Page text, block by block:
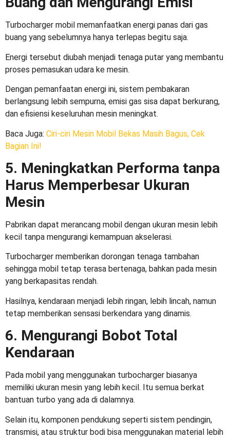
Turbocharger mobil memanfaatkan energi panas dari gas
buang yang sebelumnya hanya terlepas begitu saja.
Energi tersebut diubah menjadi tenaga putar yang membantu
proses pemasukan udara ke mesin.
Dengan pemanfaatan energi ini, sistem pembakaran
berlangsung lebih sempurna, emisi gas sisa dapat berkurang,
dan efisiensi keseluruhan mesin meningkat.
Baca Juga: Ciri-ciri Mesin Mobil Bekas Masih Bagus, Cek
Bagian Ini!
5. Meningkatkan Performa tanpa
Harus Memperbesar Ukuran
Mesin
Pabrikan dapat merancang mobil dengan ukuran mesin lebih
kecil tanpa mengurangi kemampuan akselerasi.
Turbocharger memberikan dorongan tenaga tambahan
sehingga mobil tetap terasa bertenaga, bahkan pada mesin
yang berkapasitas rendah.
Hasilnya, kendaraan menjadi lebih ringan, lebih lincah, namun
tetap memberikan sensasi berkendara yang dinamis.
6. Mengurangi Bobot Total
Kendaraan
Pada mobil yang menggunakan turbocharger biasanya
memiliki ukuran mesin yang lebih kecil. Itu semua berkat
bantuan turbo yang ada di dalamnya.
Selain itu, komponen pendukung seperti sistem pendingin,
transmisi, atau struktur bodi bisa menggunakan material lebih